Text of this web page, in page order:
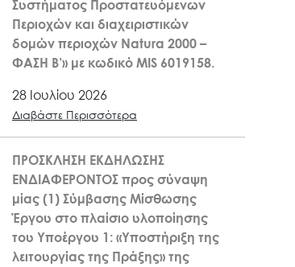
Συστήματος Προστατευόμενων
Περιοχών και διαχειριστικών
δομών περιοχών Natura 2000 –
ΦΑΣΗ Β’» με κωδικό MIS 6019158.
28 Ιουλίου 2026
Διαβάστε Περισσότερα
ΠΡΟΣΚΛΗΣΗ ΕΚΔΗΛΩΣΗΣ
ΕΝΔΙΑΦΕΡΟΝΤΟΣ προς σύναψη
μίας (1) Σύμβασης Μίσθωσης
Έργου στο πλαίσιο υλοποίησης
του Υποέργου 1: «Υποστήριξη της
λειτουργίας της Πράξης» της